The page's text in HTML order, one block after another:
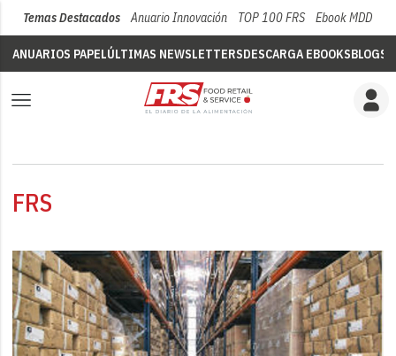
Temas Destacados Anuario Innovación TOP 100 FRS Ebook MDD
ANUARIOS PAPELÚLTIMAS NEWSLETTERSDESCARGA EBOOKSBLOGS
FRS